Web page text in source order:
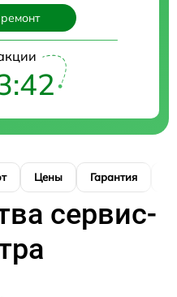
Цены Гарантия
сервис-